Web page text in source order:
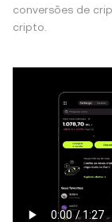
conversões de
cripto.